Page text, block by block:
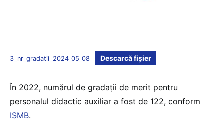
3_nr_gradatii_2024_05_08 Descarcă fișier
În 2022, numărul de gradații de merit pentru
personalul didactic auxiliar a fost de 122, conform
ISMB.